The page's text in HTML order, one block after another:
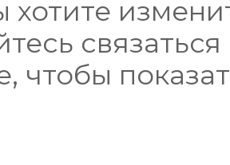
хотите
чтобы